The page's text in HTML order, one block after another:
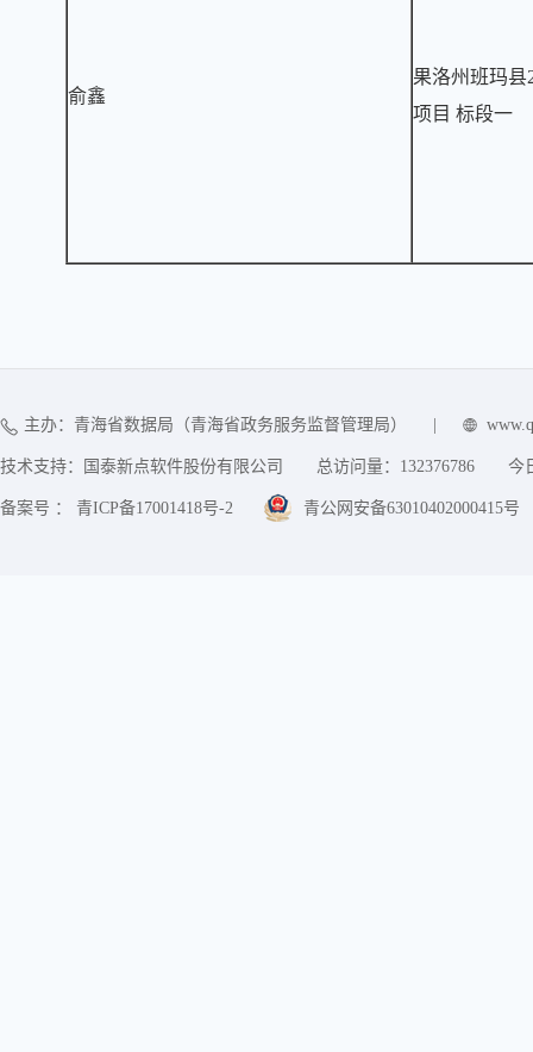
俞鑫
果洛州班玛县
项目 标段一
主办：青海省数据局（青海省政务服务监督管理局）
技术支持：国泰新点软件股份有限公司 总访问量： 132376786 今
备案号 ： 青ICP备17001418号-2 青公网安备63010402000415号